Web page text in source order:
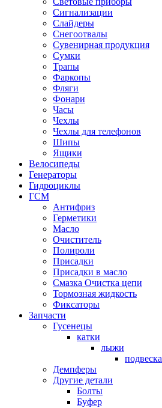
Сигнализации
Слайдеры
Снегоотвалы
Сувенирная продукция
Сумки
Трапы
Фаркопы
Фляги
Фонари
Часы
Чехлы
Чехлы для телефонов
Шипы
Ящики
Велосипеды
Генераторы
Гидроциклы
ГСМ
Антифриз
Герметики
Масло
Очиститель
Полироли
Присадки
Присадки в масло
Смазка Очистка цепи
Тормозная жидкость
Фиксаторы
Запчасти
Гусенецы
катки
лыжи
подвеска
Демпферы
Другие детали
Болты
Буфер